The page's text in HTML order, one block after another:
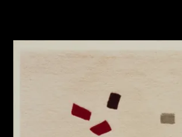
M+藏品
进一步筛选